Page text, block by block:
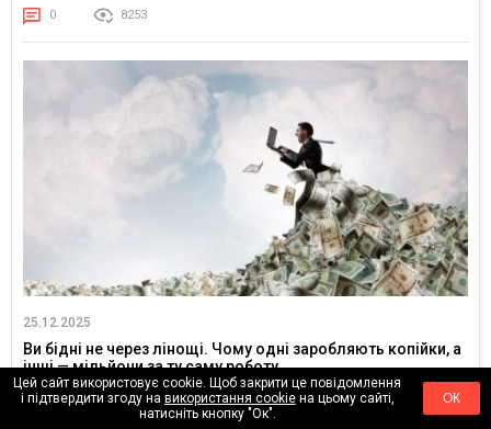
0 8253
25.12.2025
Ви бідні не через лінощі. Чому одні заробляють копійки, а
інші — мільйони за ту саму роботу
0 8281
Цей сайт використовує cookie. Щоб закрити це повідомлення
і підтвердити згоду на використання cookieна цьому сайті,
натисніть кнопку "Ок".
ОК